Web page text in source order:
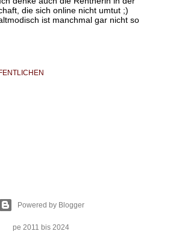
die sich online nicht umtut ;)
ist manchmal gar nicht so
Powered by Blogger
pe 2011 bis 2024